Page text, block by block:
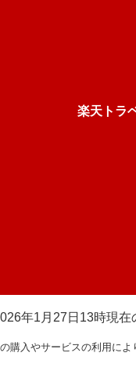
楽天トラ
年1月27日13時現
購入やサービスの利用に